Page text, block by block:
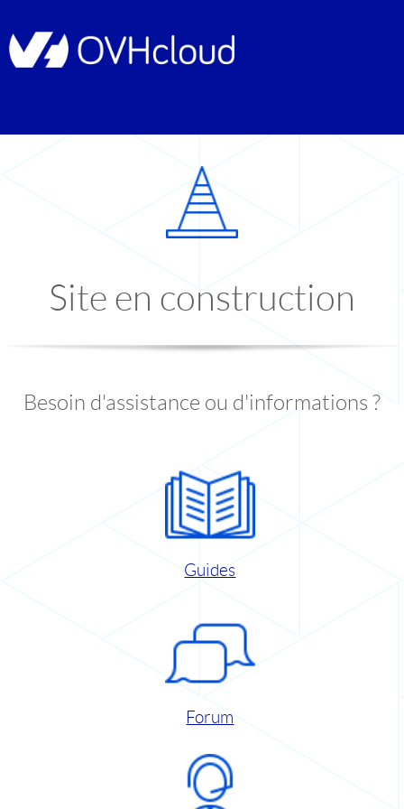
Site en construction
Besoin d'assistance ou d'informations ?
Guides
Forum